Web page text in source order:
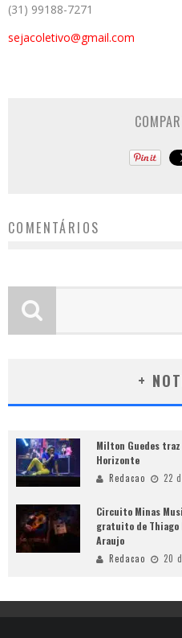
(31) 99188-7271
sejacoletivo@gmail.com
COMENTÁRIOS
+
Milton Guedes
Horizonte
Redacao 22
Circuito Minas
gratuito de Thiago
Araujo
Redacao 20